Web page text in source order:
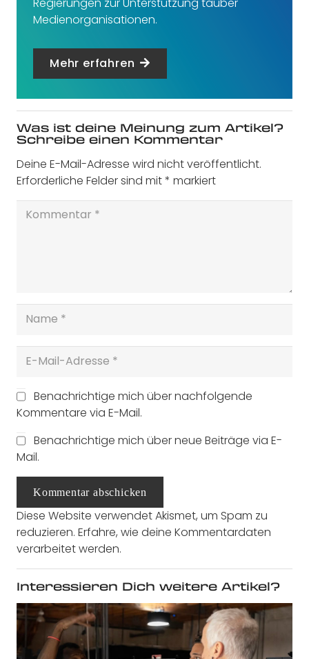
Medienorganisationen.
Mehr erfahren
Was ist deine Meinung zum Artikel?
Schreibe einen Kommentar
Deine E-Mail-Adresse wird nicht veröffentlicht.
Erforderliche Felder sind mit* markiert
Benachrichtige mich über nachfolgende
Kommentare via E-Mail.
Benachrichtige mich über neue Beiträge via E-
Mail.
Kommentar abschicken
Diese Website verwendet Akismet, um Spam zu
reduzieren. Erfahre, wie deine Kommentardaten
verarbeitet werden.
Interessieren Dich weitere Artikel?